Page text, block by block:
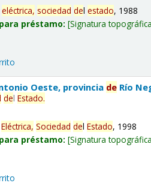
eléctrica, sociedad delestado, 1988
préstamo: Signatura
Oeste, provincia de Río
delEstado.
Eléctrica, Sociedad delEstado, 1998
préstamo: Signatura